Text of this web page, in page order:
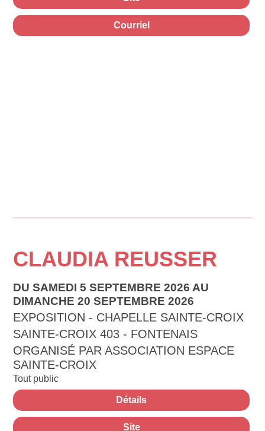
Courriel
CLAUDIA REUSSER
DU SAMEDI 5 SEPTEMBRE 2026 AU
DIMANCHE 20 SEPTEMBRE 2026
EXPOSITION - CHAPELLE SAINTE-CROIX
SAINTE-CROIX 403 - FONTENAIS
ORGANISÉ PAR ASSOCIATION ESPACE
SAINTE-CROIX
Tout public
Détails
Site